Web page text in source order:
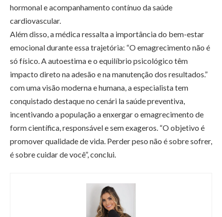
hormonal e acompanhamento contínuo da saúde
cardiovascular.
Além disso, a médica ressalta a importância do bem-estar
emocional durante essa trajetória: “O emagrecimento não é
só físico. A autoestima e o equilíbrio psicológico têm
impacto direto na adesão e na manutenção dos resultados.”
com uma visão moderna e humana, a especialista tem
conquistado destaque no cenári la saúde preventiva,
incentivando a população a enxergar o emagrecimento de
form científica, responsável e sem exageros. “O objetivo é
promover qualidade de vida. Perder peso não é sobre sofrer,
é sobre cuidar de você”, conclui.